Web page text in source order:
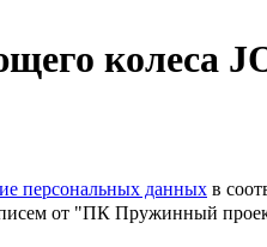
колеса
персональных данных в
от "ПК Пружинный